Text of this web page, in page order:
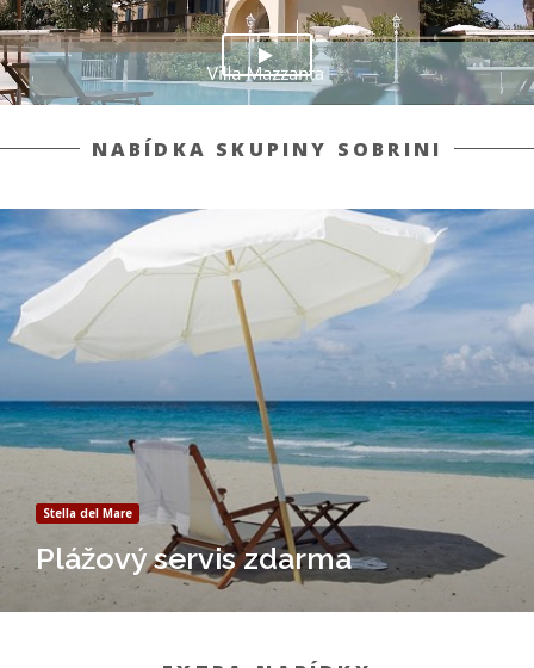
NABÍDKA SKUPINY SOBRINI
Stella del Mare
Plážový servis zdarma